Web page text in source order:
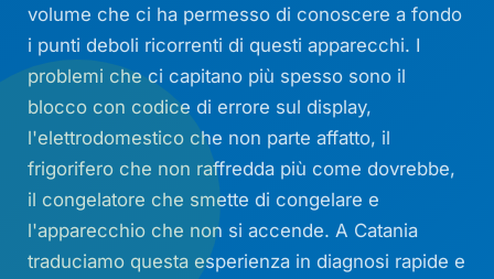
volume che ci ha permesso di conoscere a fondo
i punti deboli ricorrenti di questi apparecchi. I
problemi che ci capitano più spesso sono il
blocco con codice di errore sul display,
l'elettrodomestico che non parte affatto, il
frigorifero che non raffredda più come dovrebbe,
il congelatore che smette di congelare e
l'apparecchio che non si accende. A Catania
traduciamo questa esperienza in diagnosi rapide e